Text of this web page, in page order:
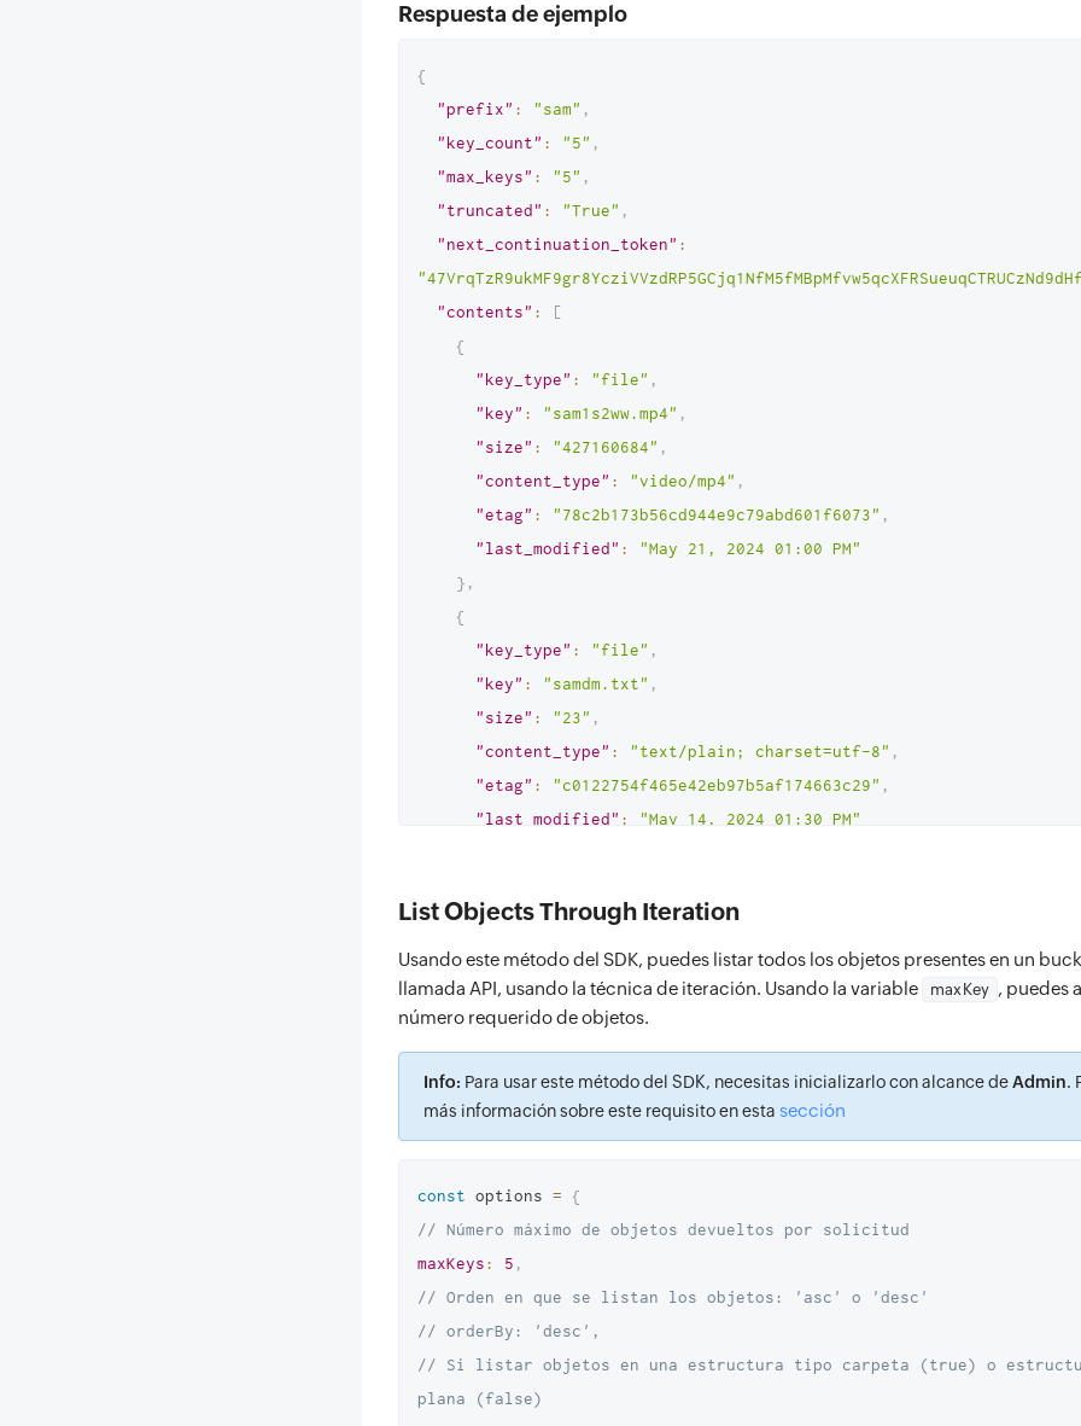
Respuesta de ejemplo
{
"prefix" : "sam" ,
"key_count" : "5" ,
"max_keys" : "5" ,
"truncated" : "True" ,
"next_continuation_token" :
"contents" :
[
{
"key_type" : "file" ,
"key" : "sam1s2ww.mp4" ,
"size" : "427160684" ,
"content_type" : "video/mp4" ,
"etag" : "78c2b173b56cd944e9c79abd601f6073" ,
"last_modified" :
"May 21, 2024 01:00 PM"
} ,
{
"key_type" : "file" ,
"key" : "samdm.txt" ,
"size" : "23" ,
"content_type" : "text/plain; charset=utf-8" ,
"etag" : "c0122754f465e42eb97b5af174663c29" ,
"last_modified" :
"May 14, 2024 01:30 PM"
"key_type": "file",
"key": "samplvbse1.json",
"size": "8",
"content_type": "application/json"
"etag": "499e7dbaee453352a9c17407a676dbda",
"last_modified":
"May 13, 2024 10:05 AM"
},
"key_type"
:
"key": "samplse1.json" ,
"size"
"content_type" : "application/json" ,
"etag"
: "499e7dbaee453352a9c17407a676dbda"
"last_modified" :
"May 13, 2024 09:20 AM"
}
List Objects Through Iteration
Usando este método del SDK, puedes listar todos los objetos presentes en un
llamada API, usando la técnica de iteración. Usando la variable
maxKey , puedes
número requerido de objetos.
Info: Para usar este método del SDK, necesitas inicializarlo con alcance deAdmin.
más información sobre este requisito en esta sección
const options =
{
// Número máximo de objetos devueltos por solicitud
maxKeys: 5 ,
// Orden en que se listan los objetos: 'asc' o 'desc'
// orderBy: 'desc',
// Si listar objetos en una estructura tipo carpeta (true) o
plana (false)